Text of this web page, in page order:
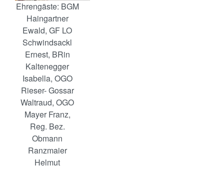
Ehrengäste: BGM
Haingartner
Ewald, GF LO
Schwindsackl
Ernest, BRin
Kaltenegger
Isabella, OGO
Rieser- Gossar
Waltraud, OGO
Mayer Franz,
Reg. Bez.
Obmann
Ranzmaier
Helmut